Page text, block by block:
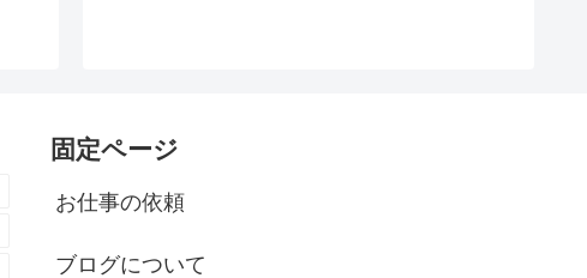
固定ページ
お仕事の依頼
ブログについて